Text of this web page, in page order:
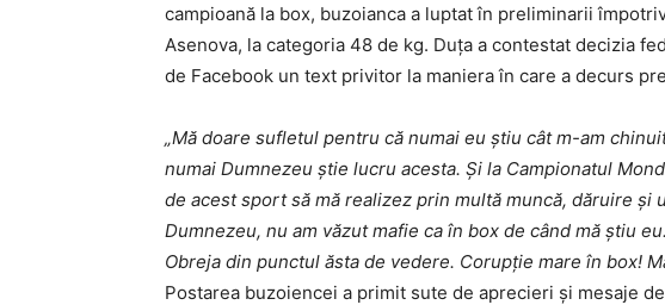
campioană la box, buzoianca a luptat în preliminarii
Asenova, la categoria 48 de kg. Duţa a contestat decizia
de Facebook un text privitor la maniera în care a decurs
„Mă doare sufletul pentru că numai eu știu cât m-am
numai Dumnezeu știe lucru acesta. Și la Campionatul
de acest sport să mă realizez prin multă muncă, dăruire și
Dumnezeu, nu am văzut mafie ca în box de când mă știu
Obreja din punctul ăsta de vedere. Corupție mare în box!
Postarea buzoiencei a primit sute de aprecieri şi mesaje